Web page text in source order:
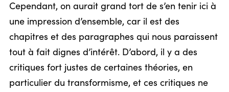
Cependant, on aurait grand tort de s’en tenir ici à
une impression d’ensemble, car il est des
chapitres et des paragraphes qui nous paraissent
tout à fait dignes d’intérêt. D’abord, il y a des
critiques fort justes de certaines théories, en
particulier du transformisme, et ces critiques ne